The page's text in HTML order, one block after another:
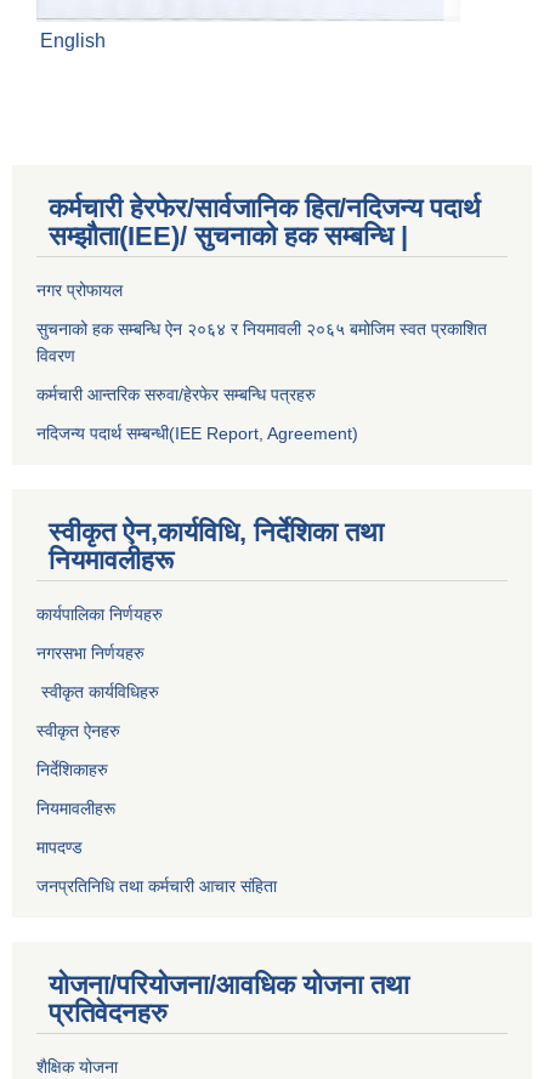
English
कर्मचारी हेरफेर/सार्वजानिक हित/नदिजन्य पदार्थ
सम्झौता(IEE)/ सुचनाको हक सम्बन्धि |
नगर प्रोफायल
सुचनाको हक सम्बन्धि ऐन २०६४ र नियमावली २०६५ बमोजिम स्वत प्रकाशित
विवरण
कर्मचारी आन्तरिक सरुवा/हेरफेर सम्बन्धि पत्रहरु
नदिजन्य पदार्थ सम्बन्धी(IEE Report, Agreement)​
स्वीकृत ऐन,कार्यविधि, निर्देशिका तथा
नियमावलीहरू
कार्यपालिका निर्णयहरु
नगरसभा निर्णयहरु
स्वीकृत कार्यविधिहरु
स्वीकृत ऐनहरु
निर्देशिकाहरु
नियमावलीहरू
मापदण्ड
जनप्रतिनिधि तथा कर्मचारी आचार संहिता
योजना/परियोजना/आवधिक योजना तथा
प्रतिवेदनहरु
शैक्षिक योजना